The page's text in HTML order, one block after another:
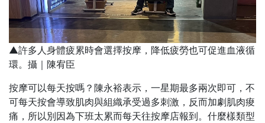
▲許多人身體疲累時會選擇按摩，降低疲勞也可促進血液循
環。攝｜陳宥臣
按摩可以每天按嗎？陳永裕表示，一星期最多兩次即可，不
可每天按會導致肌肉與組織承受過多刺激，反而加劇肌肉痠
痛，所以別因為下班太累而每天往按摩店報到。什麼樣類型